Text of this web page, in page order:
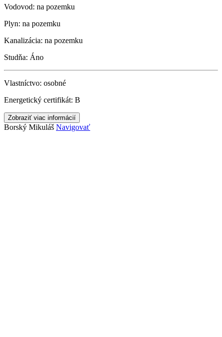
Vodovod: na pozemku
Plyn: na pozemku
Kanalizácia: na pozemku
Studňa: Áno
Vlastníctvo: osobné
Energetický certifikát: B
Zobraziť viac informácií
Borský Mikuláš Navigovať